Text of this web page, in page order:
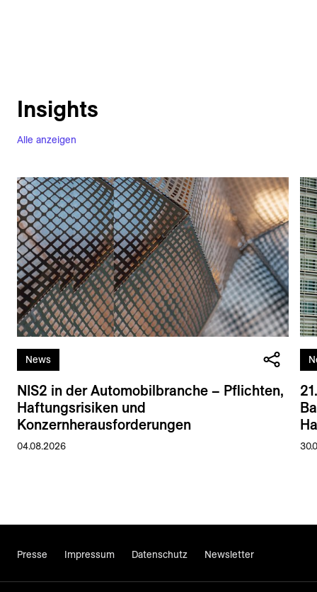
Alle anzeigen
Insights
News
NIS2 in der Automobilbranche – Pflichten,
Haftungsrisiken und
Konzernherausforderungen
04.08.2026
Presse Impressum Datenschutz Newsletter